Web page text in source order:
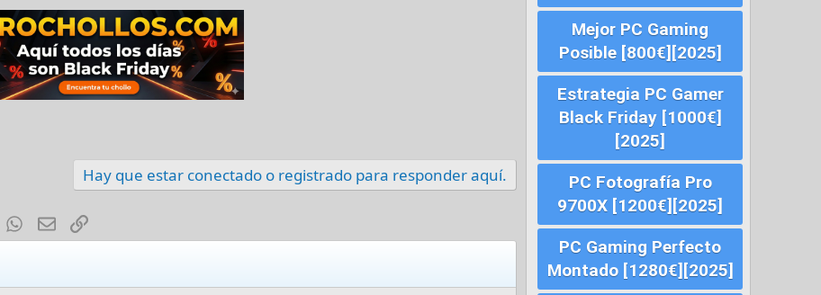
Hay que estar conectado o registrado para responder aquí.
Tumblr
WhatsApp
E-mailEnlace
Mejor PC Gaming
Posible [800€][2025]
Estrategia PC Gamer
Black Friday [1000€]
[2025]
PC Fotografía Pro
9700X [1200€][2025]
PC Gaming Perfecto
Montado [1280€][2025]